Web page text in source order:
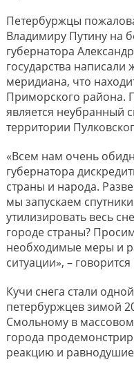
Петербуржцы
Владимиру Путину на
губернатора
государства написали
меридиана, что
Приморского района.
является неубранный
территории
«Всем нам очень
губернатора
страны и народа.
мы запускаем
утилизировать весь
городе страны?
необходимые меры и
ситуации», –
Кучи снега стали
петербуржцев зимой
Смольному в
города
реакцию и